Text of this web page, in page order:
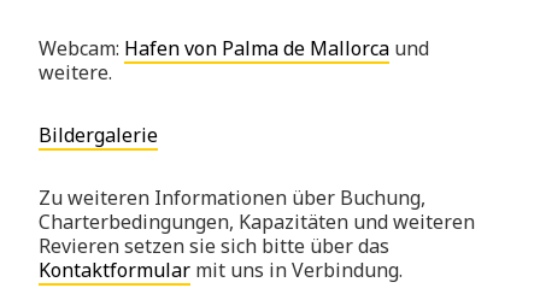
Webcam: Hafen von Palma de Mallorca und
weitere.
Bildergalerie
Zu weiteren Informationen über Buchung,
Charterbedingungen, Kapazitäten und weiteren
Revieren setzen sie sich bitte über das
Kontaktformular mit uns in Verbindung.